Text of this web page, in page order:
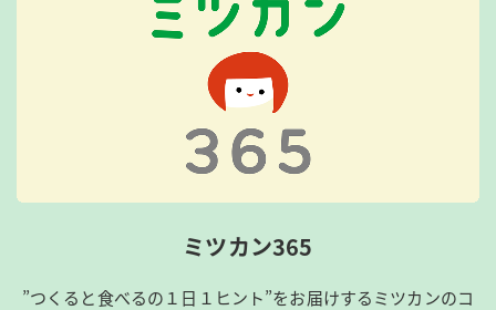
ミツカン365
”つくると食べるの１日１ヒント”をお届けするミツカンのコ